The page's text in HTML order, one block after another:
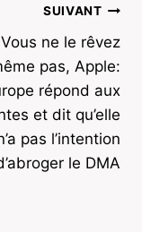
SUIVANT
Vous ne le rêvez
pas, Apple:
répond aux
et dit qu’elle
pas l’intention
le DMA